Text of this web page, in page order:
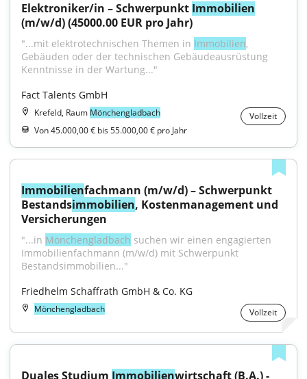
Elektroniker/in – Schwerpunkt Immobilien
(m/w/d) (45000.00 EUR pro Jahr)
"...mit elektrotechnischen Themen in Immobilien,
Gebäuden oder der technischen Gebäudeausrüstung
Kenntnisse in der Wartung..."
Fact Talents GmbH
Krefeld, Raum Mönchengladbach
Vollzeit
Von 45.000,00 € bis 55.000,00 € pro Jahr
Immobilienfachmann (m/w/d) – Schwerpunkt
Bestandsimmobilien, Kostenmanagement und
Versicherungen
"...in Mönchengladbach suchen wir einen engagierten
Immobilienfachmann (m/w/d) mit Schwerpunkt
Bestandsimmobilien..."
Friedhelm Schaffrath GmbH & Co. KG
Mönchengladbach Vollzeit
Duales Studium Immobilien